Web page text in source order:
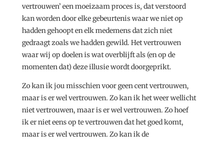
vertrouwen’ een moeizaam proces is, dat verstoord
kan worden door elke gebeurtenis waar we niet op
hadden gehoopt en elk medemens dat zich niet
gedraagt zoals we hadden gewild. Het vertrouwen
waar wij op doelen is wat overblijft als (en op de
momenten dat) deze illusie wordt doorgeprikt.
Zo kan ik jou misschien voor geen cent vertrouwen,
maar is er wel vertrouwen. Zo kan ik het weer wellicht
niet vertrouwen, maar is er wel vertrouwen. Zo hoef
ik er niet eens op te vertrouwen dat het goed komt,
maar is er wel vertrouwen. Zo kan ik de